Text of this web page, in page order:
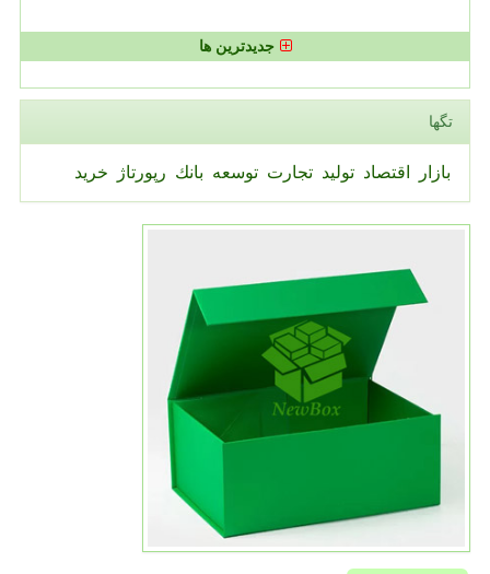
جدیدترین ها
تگها
بازار اقتصاد تولید تجارت توسعه بانك رپورتاژ خرید